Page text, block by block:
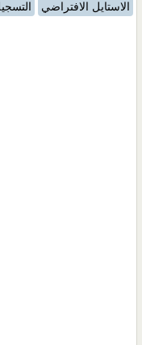
الاستايل الافتراضي